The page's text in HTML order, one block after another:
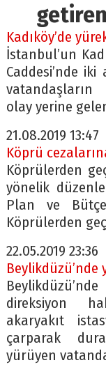
Kadıköy’de
İstanbul’un
Caddesi’nde
vatandaşların
olay yerine
21.08.2019
Köprü
Köprülerden
yönelik
Plan ve
Köprülerden
22.05.2019
direksiyon
akaryakıt
çarparak
yürüyen